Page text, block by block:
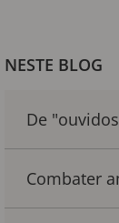
NESTE BLOG
De
Combater